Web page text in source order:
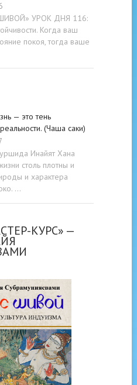
УРОК ДНЯ 116:
Когда ваш
покоя, тогда ваше
— это тень
(Чаша саки)
Инайят Хана
столь плотны и
и характера
…
КУРС» —